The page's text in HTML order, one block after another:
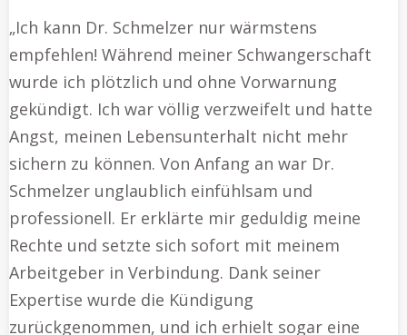
„Ich kann Dr. Schmelzer nur wärmstens
empfehlen! Während meiner Schwangerschaft
wurde ich plötzlich und ohne Vorwarnung
gekündigt. Ich war völlig verzweifelt und hatte
Angst, meinen Lebensunterhalt nicht mehr
sichern zu können. Von Anfang an war Dr.
Schmelzer unglaublich einfühlsam und
professionell. Er erklärte mir geduldig meine
Rechte und setzte sich sofort mit meinem
Arbeitgeber in Verbindung. Dank seiner
Expertise wurde die Kündigung
zurückgenommen, und ich erhielt sogar eine